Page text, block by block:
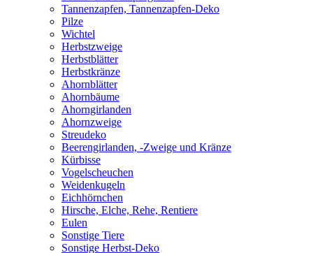
Tannenzapfen, Tannenzapfen-Deko
Pilze
Wichtel
Herbstzweige
Herbstblätter
Herbstkränze
Ahornblätter
Ahornbäume
Ahorngirlanden
Ahornzweige
Streudeko
Beerengirlanden, -Zweige und Kränze
Kürbisse
Vogelscheuchen
Weidenkugeln
Eichhörnchen
Hirsche, Elche, Rehe, Rentiere
Eulen
Sonstige Tiere
Sonstige Herbst-Deko